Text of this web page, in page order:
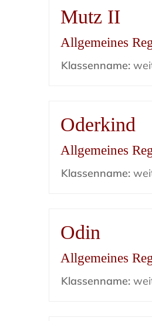
Mutz II
Allgemeines
Klassenname:
Oderkind
Allgemeines
Klassenname:
Odin
Allgemeines
Klassenname: